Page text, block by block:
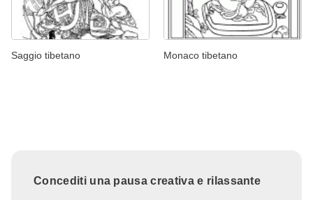
Saggio tibetano Monaco tibetano
Concediti una pausa creativa e rilassante